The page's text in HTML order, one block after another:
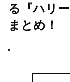
る『ハリ
まとめ！